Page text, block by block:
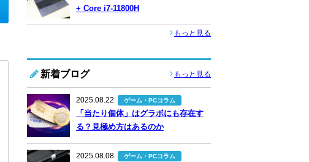
+ Core i7-11800H
もっと見る
新着ブログ もっと見る
2025.08.22 ゲーム・PCコラム
「当たり個体」はグラボにも存在す
る？見極め方はあるのか
2025.08.08 ゲーム・PCコラム